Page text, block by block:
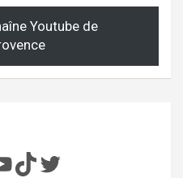
Youtube de
TikTok
Twitter